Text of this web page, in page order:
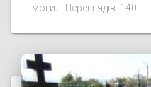
могил. Переглядів: 140